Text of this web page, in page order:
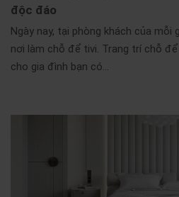
độc đáo
Ngày nay, tại phòng khách của mỗi
nơi làm chỗ để tivi. Trang trí chỗ
cho gia đình bạn có…